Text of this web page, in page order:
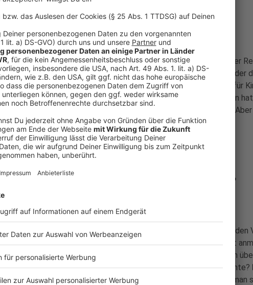
Was muss ein Verbraucher nun wissen?
"Verbraucher sollten sich jetzt genau überlegen: Was wurde auf der
versprochen, was ist weggefallen, egal ob durch coronbedingte oder
Auflagen, beispielsweise der Swimming-Pool oder die Mini-Disco für
eigentlicher Nutzer dieser Angebote damit einen Nachteil erfahren
Minderung möglich. Wie viel, das ist wohl vom Einzelfall abhängig.
Veranstalterzurückverlangen."
Anzeige
Muss der Verbraucher selbst aktiv werden und klagen?
Anzeige
"Erst einmal sollte man den Anspruch geltend machen. Das heißt: den
anschreiben und schildern, was nicht nutzbar ist. Dabei auch direkt
Reisepreis ausmacht. Das kann jeder selbst berechnen, indem man
wieviel Prozent meiner Reise war das wichtig, was ich nutzen konnte?
wären 20 Prozent vom Gesamtpreis angemessen
. Das sollte